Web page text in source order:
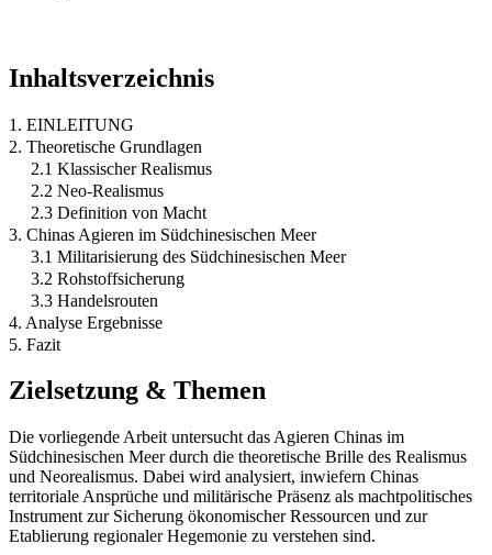
Inhaltsverzeichnis
1. EINLEITUNG
2. Theoretische Grundlagen
2.1 Klassischer Realismus
2.2 Neo-Realismus
2.3 Definition von Macht
3. Chinas Agieren im Südchinesischen Meer
3.1 Militarisierung des Südchinesischen Meer
3.2 Rohstoffsicherung
3.3 Handelsrouten
4. Analyse Ergebnisse
5. Fazit
Zielsetzung & Themen
Die vorliegende Arbeit untersucht das Agieren Chinas im
Südchinesischen Meer durch die theoretische Brille des Realismus
und Neorealismus. Dabei wird analysiert, inwiefern Chinas
territoriale Ansprüche und militärische Präsenz als machtpolitisches
Instrument zur Sicherung ökonomischer Ressourcen und zur
Etablierung regionaler Hegemonie zu verstehen sind.